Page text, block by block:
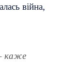
війна,
каже